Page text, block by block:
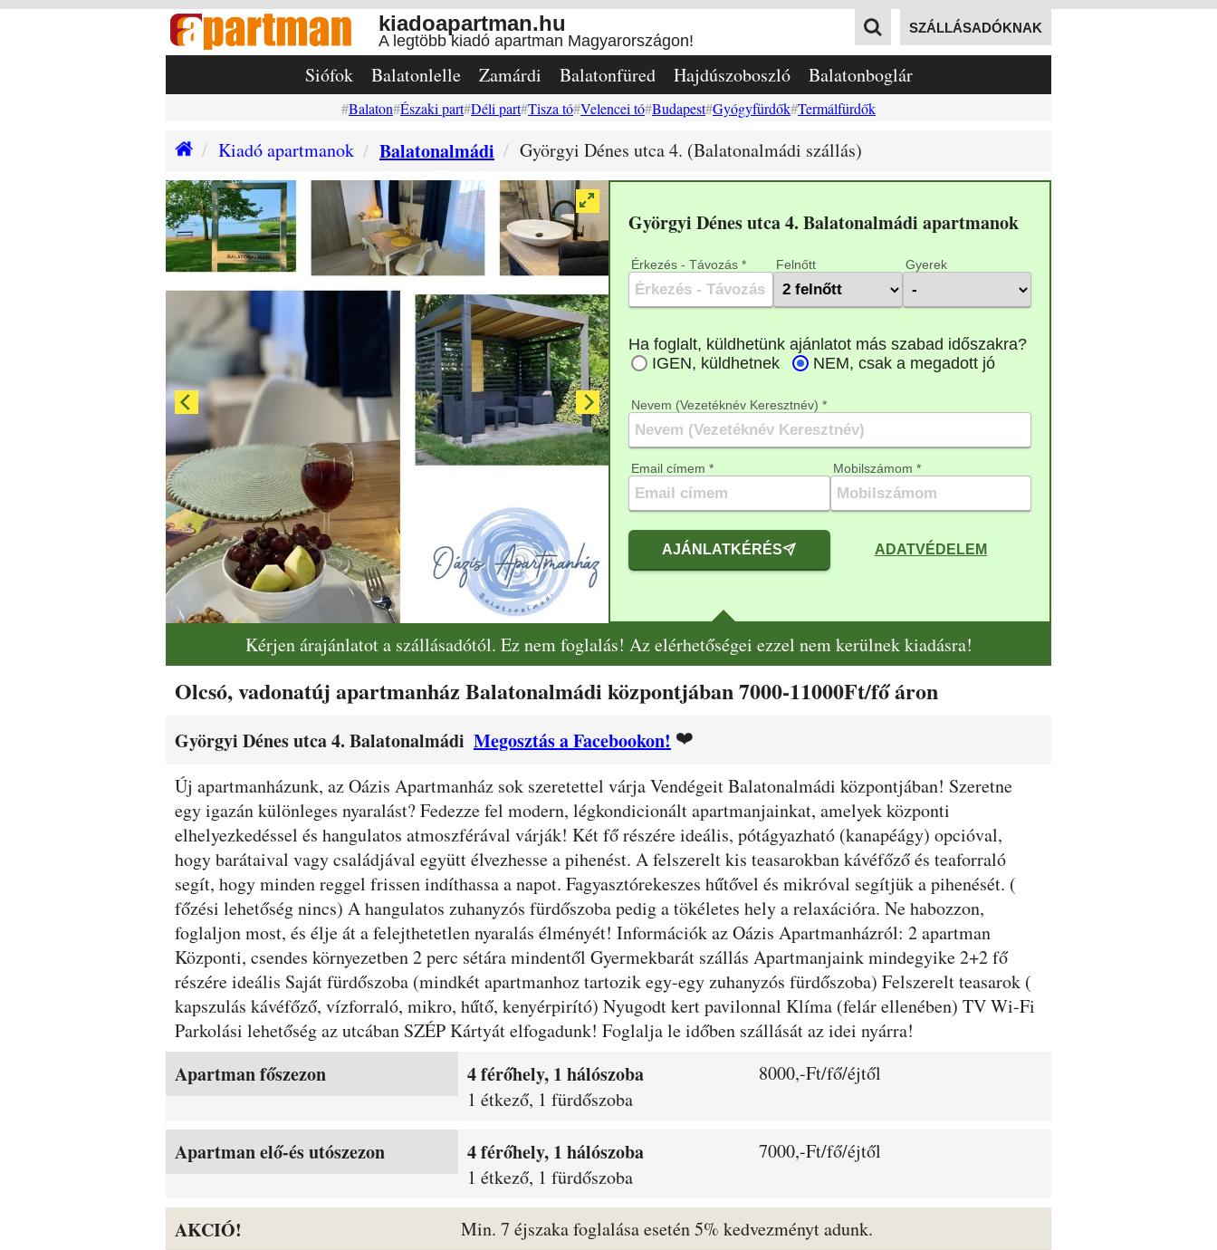
kiadoapartman.hu
A legtöbb kiadó apartman Magyarországon!
SZÁLLÁSADÓKNAK
Siófok Balatonlelle Zamárdi Balatonfüred Hajdúszoboszló Balatonboglár
Balaton Északi part Déli part Tisza tó Velencei tó Budapest Gyógyfürdők Termálfürdők
Kiadó apartmanok Balatonalmádi Györgyi Dénes utca 4. (Balatonalmádi szállás)
Kérjen árajánlatot a szállásadótól. Ez nem foglalás! Az elérhetőségei ezzel nem kerülnek kiadásra!
Györgyi Dénes utca 4. Balatonalmádi apartmanok
Érkezés - Távozás * Felnőtt Gyerek
Nevem (Vezetéknév Keresztnév) *
Email címem * Mobilszámom *
AJÁNLATKÉRÉS ADATVÉDELEM
Olcsó, vadonatúj apartmanház Balatonalmádi központjában 7000-11000Ft/fő áron
Györgyi Dénes utca 4. Balatonalmádi Megosztás a Facebookon! ❤️
Leírás
Új apartmanházunk, az Oázis Apartmanház sok szeretettel várja Vendégeit Balatonalmádi központjában! Szeretne
egy igazán különleges nyaralást? Fedezze fel modern, légkondicionált apartmanjainkat, amelyek központi
elhelyezkedéssel és hangulatos atmoszférával várják! Két fő részére ideális, pótágyazható (kanapéágy) opcióval,
hogy barátaival vagy családjával együtt élvezhesse a pihenést. A felszerelt kis teasarokban kávéfőző és teaforraló
segít, hogy minden reggel frissen indíthassa a napot. Fagyasztórekeszes hűtővel és mikróval segítjük a pihenését. (
főzési lehetőség nincs) A hangulatos zuhanyzós fürdőszoba pedig a tökéletes hely a relaxációra. Ne habozzon,
foglaljon most, és élje át a felejthetetlen nyaralás élményét! Információk az Oázis Apartmanházról: 2 apartman
Központi, csendes környezetben 2 perc sétára mindentől Gyermekbarát szállás Apartmanjaink mindegyike 2+2 fő
részére ideális Saját fürdőszoba (mindkét apartmanhoz tartozik egy-egy zuhanyzós fürdőszoba) Felszerelt teasarok (
kapszulás kávéfőző, vízforraló, mikro, hűtő, kenyérpirító) Nyugodt kert pavilonnal Klíma (felár ellenében) TV Wi-Fi
Parkolási lehetőség az utcában SZÉP Kártyát elfogadunk! Foglalja le időben szállását az idei nyárra!
Szobák és árak
Apartman főszezon 4 férőhely, 1 hálószoba
1 étkező, 1 fürdőszoba
8000,-Ft/fő/éjtől
Apartman elő-és utószezon 4 férőhely, 1 hálószoba
1 étkező, 1 fürdőszoba
7000,-Ft/fő/éjtől
AKCIÓ! Min. 7 éjszaka foglalása esetén 5% kedvezményt adunk.